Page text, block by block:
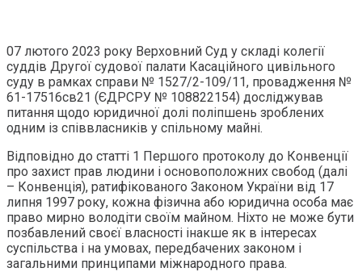
07 лютого 2023 року Верховний Суд у складі колегії
суддів Другої судової палати Касаційного цивільного
суду в рамках справи № 1527/2-109/11, провадження №
61-17516св21 (ЄДРСРУ № 108822154) досліджував
питання щодо юридичної долі поліпшень зроблених
одним із співвласників у спільному майні.
Відповідно до статті 1 Першого протоколу до Конвенції
про захист прав людини і основоположних свобод (далі
– Конвенція), ратифікованого Законом України від 17
липня 1997 року, кожна фізична або юридична особа має
право мирно володіти своїм майном. Ніхто не може бути
позбавлений своєї власності інакше як в інтересах
суспільства і на умовах, передбачених законом і
загальними принципами міжнародного права.